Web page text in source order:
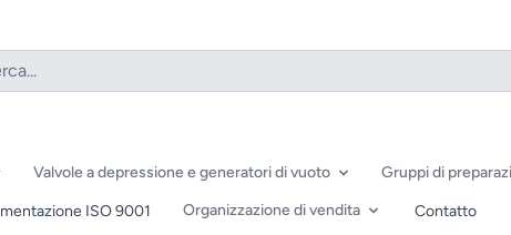
Valvole a depressione e generatori di vuoto Gruppi di
ISO 9001 Organizzazione di vendita Contatto